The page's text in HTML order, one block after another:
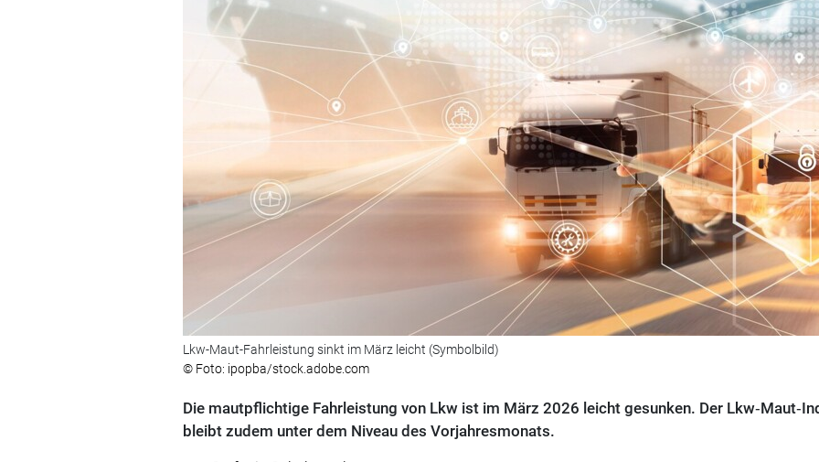
Lkw-Maut-Fahrleistung sinkt im März leicht (Symbolbild)
© Foto: ipopba/stock.adobe.com
Die mautpflichtige Fahrleistung von Lkw ist im März 2026 leicht gesunken. Der
bleibt zudem unter dem Niveau des Vorjahresmonats.